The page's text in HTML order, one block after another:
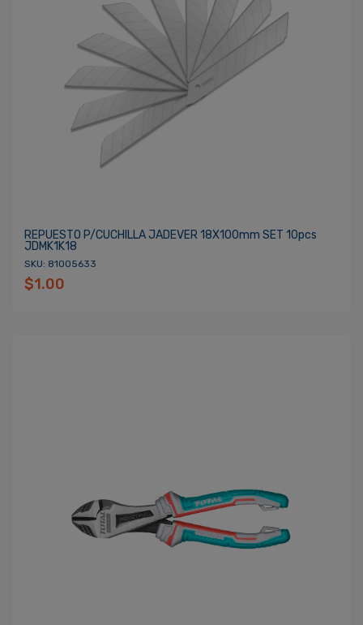
REPUESTO P/CUCHILLA JADEVER 18X100mm SET 10pcs
JDMK1K18
SKU: 81005633
$1.00